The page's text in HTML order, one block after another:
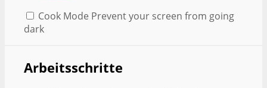
Cook Mode Prevent your screen from going
dark
Arbeitsschritte